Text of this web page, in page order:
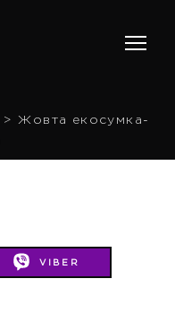
Жовта екосумка-
VIBER